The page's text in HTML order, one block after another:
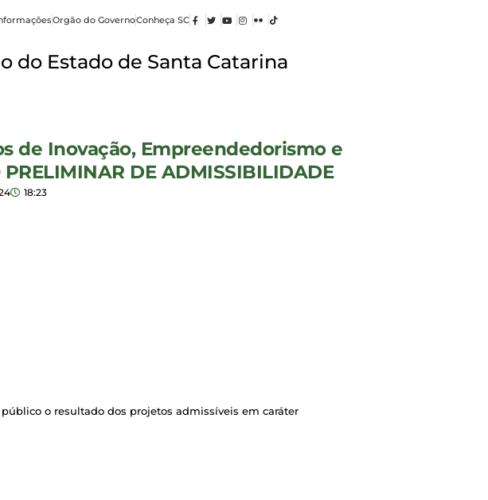
Orgão do GovernoConheça SC
do Estado de Santa Catarina
de Inovação, Empreendedorismo e
DE ADMISSIBILIDADE
18:23
o resultado dos projetos admissíveis em caráter